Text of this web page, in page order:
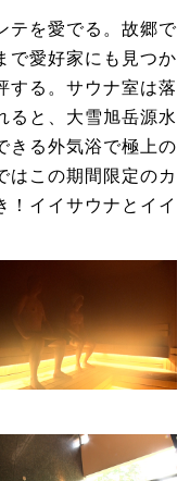
テを愛でる。故郷で
で愛好家にも見つか
する。サウナ室は落
ると、大雪旭岳源水
きる外気浴で極上の
はこの期間限定のカ
！イイサウナとイイ